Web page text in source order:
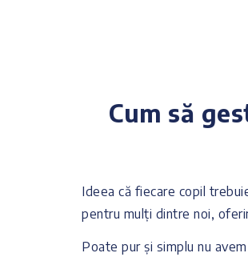
Cum să
Ideea că fiecare copil
pentru mulți dintre noi,
Poate pur și simplu nu